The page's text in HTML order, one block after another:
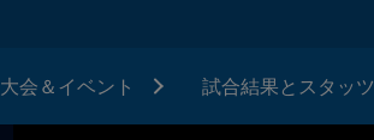
大会＆イベント 試合結果とスタッツ